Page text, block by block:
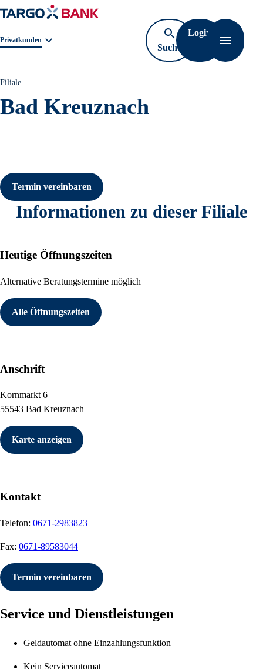
Geschäftsbereichnavigation. Aktuelle Auswahl:
Privatkunden
Suche
öffnen
Login
Filiale
Bad Kreuznach
Termin vereinbaren
Informationen zu dieser Filiale
Heutige Öffnungszeiten
Alternative Beratungstermine möglich
Alle Öffnungszeiten
Anschrift
Kornmarkt 6
55543 Bad Kreuznach
Karte anzeigen
Kontakt
Telefon: 0671-2983823
Fax: 0671-89583044
Termin vereinbaren
Service und Dienstleistungen
Geldautomat ohne Einzahlungsfunktion
Kein Serviceautomat